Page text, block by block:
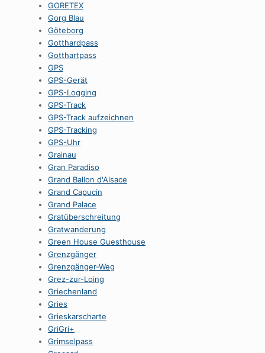
GORETEX
Gorg Blau
Göteborg
Gotthardpass
Gotthartpass
GPS
GPS-Gerät
GPS-Logging
GPS-Track
GPS-Track aufzeichnen
GPS-Tracking
GPS-Uhr
Grainau
Gran Paradiso
Grand Ballon d'Alsace
Grand Capucin
Grand Palace
Gratüberschreitung
Gratwanderung
Green House Guesthouse
Grenzgänger
Grenzgänger-Weg
Grez-zur-Loing
Griechenland
Gries
Grieskarscharte
GriGri+
Grimselpass